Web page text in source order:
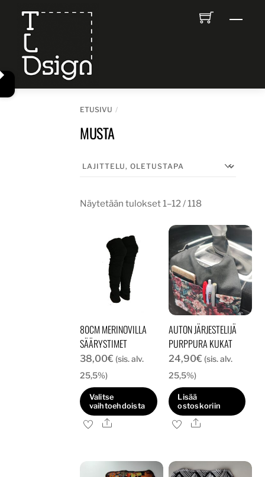
content
ETUSIVU
MUSTA
Näytetään tulokset 1–12 / 118
80CM MERINOVILLA
SÄÄRYSTIMET
38,00€ (sis. alv.
25,5%)
Valitse
vaihtoehdoista
Tällä
useampi
Ale
AUTON JÄRJESTELIJÄ
PURPPURA KUKAT
24,90€ (sis. alv.
25,5%)
Lisää
ostoskoriin
Ale